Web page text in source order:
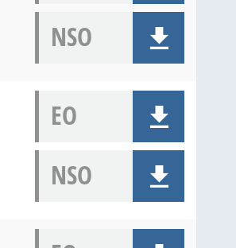
NSO
EO
NSO